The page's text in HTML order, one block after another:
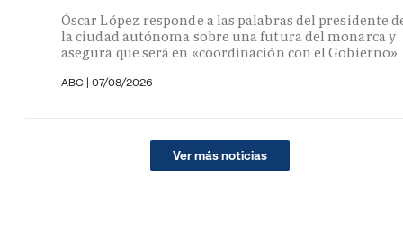
Óscar López responde a las palabras del presidente
la ciudad autónoma sobre una futura del monarca y
asegura que será en «coordinación con el Gobierno»
ABC | 07/08/2026
Ver más noticias